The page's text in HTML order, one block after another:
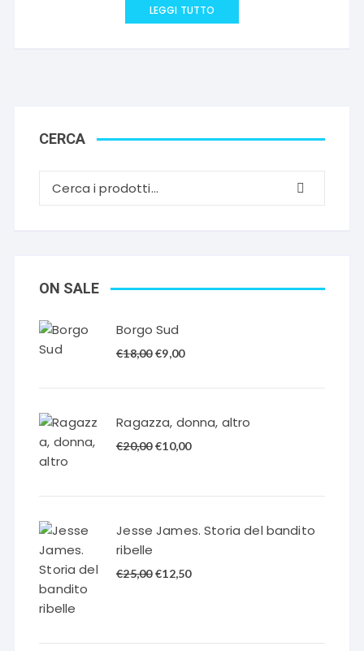
LEGGI TUTTO
CERCA
ON SALE
Borgo Sud
€18,00 Il
€18,00.
€9,00Il
€9,00.
Ragazza, donna, altro
€20,00 Il
€20,00.
€10,00Il
€10,00.
Jesse James. Storia del bandito
ribelle
€25,00 Il
€12,50Il